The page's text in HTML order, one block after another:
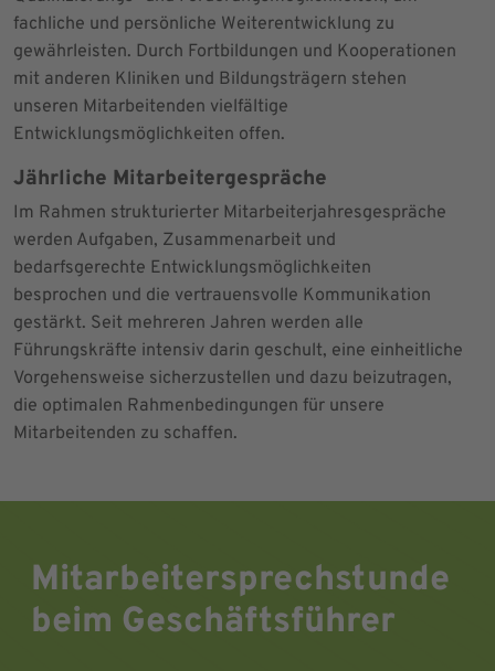
fachliche und persönliche Weiterentwicklung zu
gewährleisten. Durch Fortbildungen und Kooperationen
mit anderen Kliniken und Bildungsträgern stehen
unseren Mitarbeitenden vielfältige
Entwicklungsmöglichkeiten offen.
Jährliche Mitarbeitergespräche
Im Rahmen strukturierter Mitarbeiterjahresgespräche
werden Aufgaben, Zusammenarbeit und
bedarfsgerechte Entwicklungsmöglichkeiten
besprochen und die vertrauensvolle Kommunikation
gestärkt. Seit mehreren Jahren werden alle
Führungskräfte intensiv darin geschult, eine einheitliche
Vorgehensweise sicherzustellen und dazu beizutragen,
die optimalen Rahmenbedingungen für unsere
Mitarbeitenden zu schaffen.
Mitarbeitersprechstunde
beim Geschäftsführer